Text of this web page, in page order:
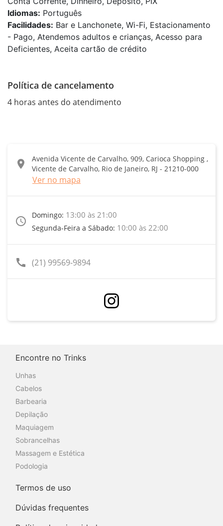
Idiomas: Português
Facilidades: Bar e Lanchonete, Wi-Fi, Estacionamento
- Pago, Atendemos adultos e crianças, Acesso para
Deficientes, Aceita cartão de crédito
Política de cancelamento
4 horas antes do atendimento
location_on
Avenida Vicente de Carvalho, 909, Carioca Shopping ,
Vicente de Carvalho, Rio de Janeiro, RJ - 21210-000
Ver no mapa
access_time
Domingo: 13:00 às 21:00
Segunda-Feira a Sábado: 10:00 às 22:00
call (21) 99569-9894
Encontre no Trinks
Unhas
Cabelos
Barbearia
Depilação
Maquiagem
Sobrancelhas
Massagem e Estética
Podologia
Termos de uso
Dúvidas frequentes